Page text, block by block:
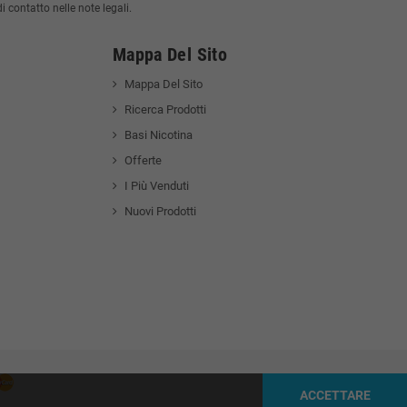
contatto nelle note legali.
Mappa Del Sito
Mappa Del Sito
Ricerca Prodotti
Basi Nicotina
Offerte
I Più Venduti
Nuovi Prodotti
ACCETTARE